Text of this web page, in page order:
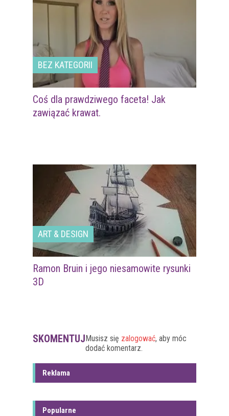
BEZ KATEGORII
Coś dla prawdziwego faceta! Jak
zawiązać krawat.
ART & DESIGN
Ramon Bruin i jego niesamowite rysunki
3D
SKOMENTUJ Musisz się zalogować, aby móc
dodać komentarz.
Reklama
Popularne